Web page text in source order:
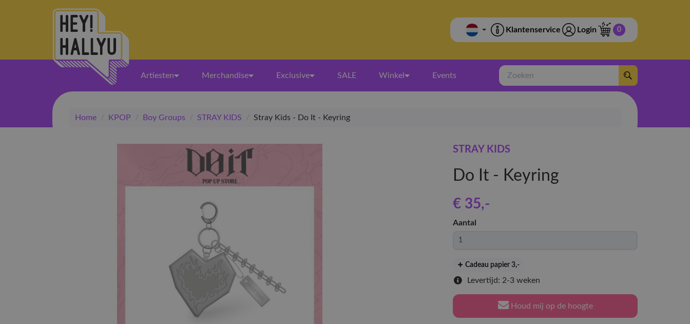
Klantenservice Login 0
Artiesten Merchandise Exclusive SALE Winkel Events
Zoeken
Home / KPOP / Boy Groups / STRAY KIDS / Stray Kids - Do It - Keyring
STRAY KIDS
Do It - Keyring
€ 35,-
Aantal
Cadeau papier 3,-
Levertijd: 2-3 weken
Houd mij op de hoogte